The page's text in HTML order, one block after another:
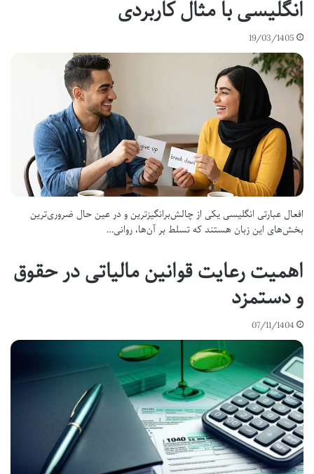
انگلیسی با مثال کاربردی
19/03/1405
افعال عبارتی انگلیسی یکی از چالش‌برانگیزترین و در عین حال ضروری‌ترین
بخش‌های این زبان هستند که تسلط بر آن‌ها، روانی…
اهمیت رعایت قوانین مالیاتی در حقوق
و دستمزد
07/11/1404